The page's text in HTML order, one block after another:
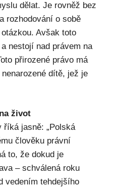
dělat. Je rovněž bez
rozhodování o sobě
Avšak toto
nestojí nad právem na
přirozené právo má
dítě, jež je
život
říká jasně: „Polská
člověku právní
to, že dokud je
– schválená roku
vedením tehdejšího